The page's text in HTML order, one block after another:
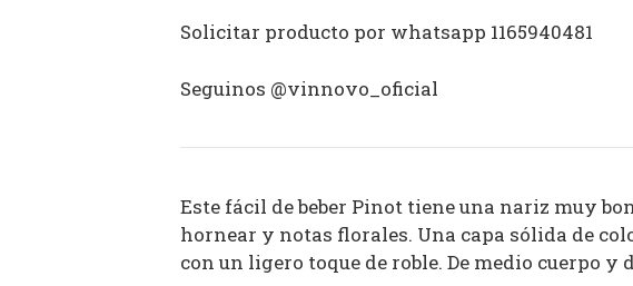
Solicitar producto por whatsapp 1165940481
Seguinos @vinnovo_oficial
Este fácil de beber Pinot tiene una nariz muy
hornear y notas florales. Una capa sólida de
con un ligero toque de roble. De medio cuerpo y